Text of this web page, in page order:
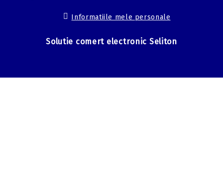
Informatiile mele personale
Solutie comert electronic Seliton